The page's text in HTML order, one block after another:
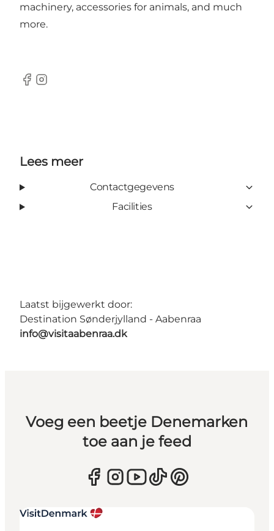
machinery, accessories for animals, and much
more.
facebook
Instagram
Lees meer
Contactgegevens
Facilities
Laatst bijgewerkt door:
Destination Sønderjylland - Aabenraa
info@visitaabenraa.dk
Voeg een beetje Denemarken
toe aan je feed